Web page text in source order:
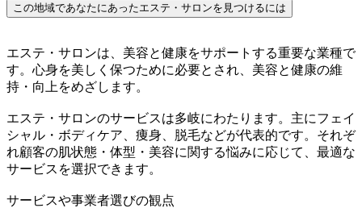
この地域であなたにあったエステ・サロンを見つけるには
エステ・サロンは、美容と健康をサポートする重要な業種で
す。心身を美しく保つために必要とされ、美容と健康の維
持・向上をめざします。
エステ・サロンのサービスは多岐にわたります。主にフェイ
シャル・ボディケア、痩身、脱毛などが代表的です。それぞ
れ顧客の肌状態・体型・美容に関する悩みに応じて、最適な
サービスを選択できます。
サービスや事業者選びの観点